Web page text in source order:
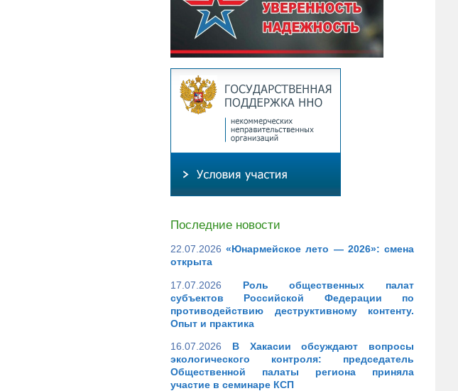
Последние новости
22.07.2026 «Юнармейское лето — 2026»: смена
открыта
17.07.2026
Роль общественных палат
субъектов Российской Федерации по
противодействию деструктивному контенту.
Опыт и практика
16.07.2026
В Хакасии обсуждают вопросы
экологического контроля: председатель
Общественной палаты региона приняла
участие в семинаре КСП